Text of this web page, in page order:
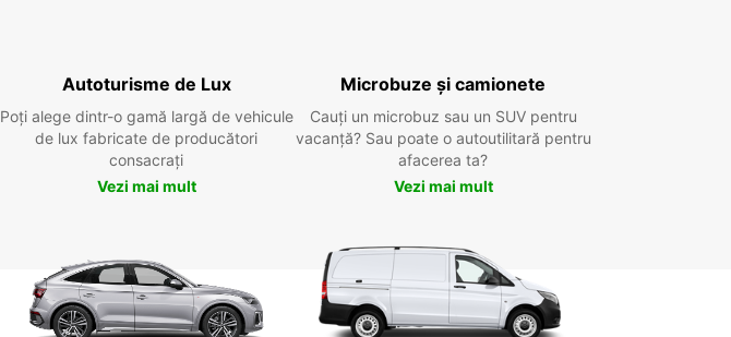
Autoturisme de Lux
Poți alege dintr-o gamă largă de vehicule
de lux fabricate de producători
consacrați
Vezi mai mult
Microbuze și camionete
Cauți un microbuz sau un SUV pentru
vacanță? Sau poate o autoutilitară pentru
afacerea ta?
Vezi mai mult